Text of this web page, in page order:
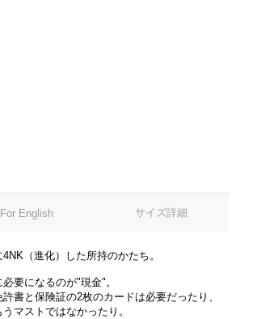
For English サイズ詳細
（進化）した所持のかたち。
要になるのが"現金"。
書と保険証の2枚のカードは必要だったり、
マストではなかったり。